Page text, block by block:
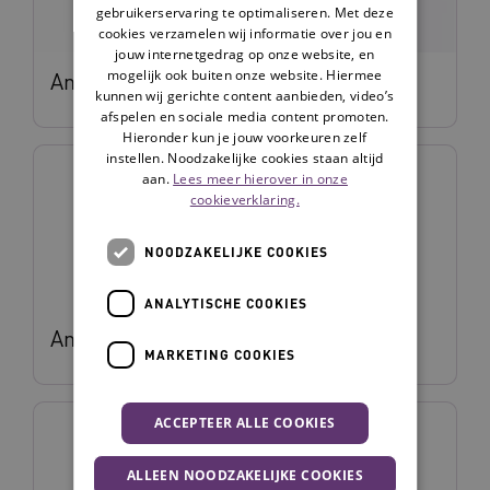
Annemarie Baars
Annemarije Gaasterland
gebruikerservaring te optimaliseren. Met deze
cookies verzamelen wij informatie over jou en
jouw internetgedrag op onze website, en
mogelijk ook buiten onze website. Hiermee
kunnen wij gerichte content aanbieden, video’s
afspelen en sociale media content promoten.
Hieronder kun je jouw voorkeuren zelf
instellen. Noodzakelijke cookies staan altijd
aan. Lees meer hierover in onze
cookieverklaring.
NOODZAKELIJKE COOKIES
ANALYTISCHE COOKIES
MARKETING COOKIES
ACCEPTEER ALLE COOKIES
ALLEEN NOODZAKELIJKE COOKIES